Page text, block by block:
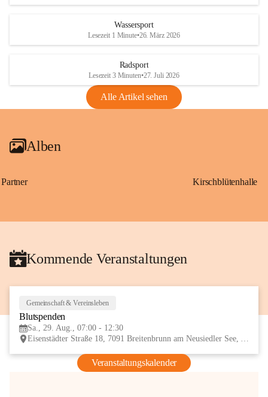
Anhang VBl. EU Nr. 18
1 Seite•1,4 MB
VBl. EU Nr. 18_2026
Wassersport
Lesezeit 1 Minute•26. März 2026
Radsport
Lesezeit 3 Minuten•27. Juli 2026
Alle Artikel sehen
Alben
Partner Kirschblütenhalle
Kommende Veranstaltungen
Gemeinschaft & Vereinsleben
Blutspenden
Sa., 29. Aug., 07:00 - 12:30
Eisenstädter Straße 18, 7091 Breitenbrunn am Neusiedler See, AUT
Veranstaltungskalender